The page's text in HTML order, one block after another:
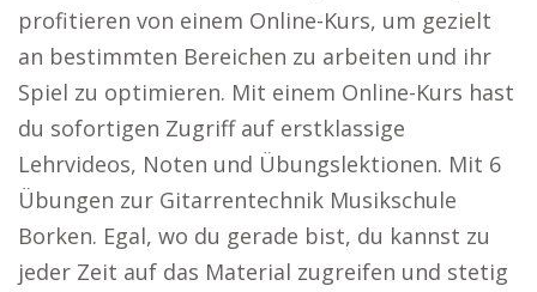
profitieren von einem Online-Kurs, um gezielt
an bestimmten Bereichen zu arbeiten und ihr
Spiel zu optimieren. Mit einem Online-Kurs hast
du sofortigen Zugriff auf erstklassige
Lehrvideos, Noten und Übungslektionen. Mit 6
Übungen zur Gitarrentechnik Musikschule
Borken. Egal, wo du gerade bist, du kannst zu
jeder Zeit auf das Material zugreifen und stetig